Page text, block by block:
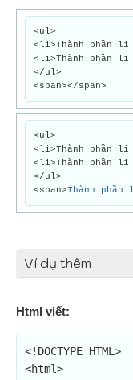
<ul>
<li>Thành phần
<li>Thành phần
</ul>
<span></span>
<ul>
<li>Thành phần
<li>Thành phần
</ul>
<span>Thành
Ví dụ thêm
Html viết:
<!DOCTYPE HTML>
<html>